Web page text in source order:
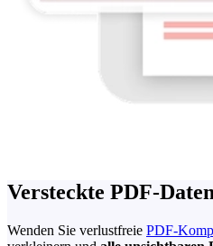
Versteckte PDF-
Wenden Sie verlustfreie PDF-